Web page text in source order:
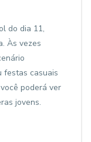
do dia 11,
Às vezes
festas casuais
poderá ver
jovens.